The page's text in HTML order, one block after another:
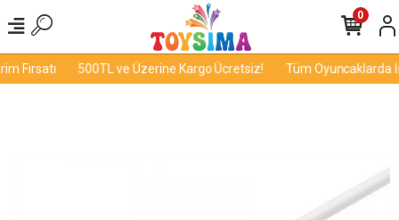
Fırsatı 500TL ve Üzerine Kargo Ücretsiz! Tüm Oyuncaklarda
0